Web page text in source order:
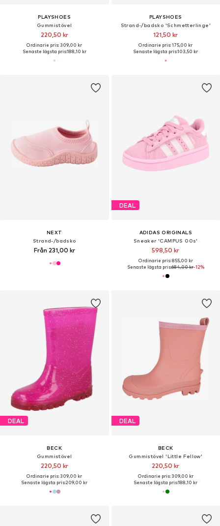
PLAYSHOES
Gummistövel
220,50 kr
Ordinarie pris: 309,00 kr
Senaste lägsta pris:188,10 kr
PLAYSHOES
Strand-/badsko 'Schmetterlinge'
121,50 kr
Ordinarie pris: 175,00 kr
Senaste lägsta pris:103,50 kr
NEXT
Strand-/badsko
Från 231,00 kr
DEAL
ADIDAS ORIGINALS
Sneaker 'CAMPUS 00s'
598,50 kr
Ordinarie pris: 855,00 kr
Senaste lägsta pris:684,00 kr-12%
DEAL
BECK
Gummistövel
220,50 kr
Ordinarie pris: 309,00 kr
Senaste lägsta pris:209,00 kr
DEAL
BECK
Gummistövel 'Little Fellow'
220,50 kr
Ordinarie pris: 309,00 kr
Senaste lägsta pris:188,10 kr